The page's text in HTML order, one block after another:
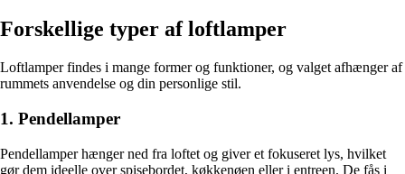
Forskellige typer af loftlamper
Loftlamper findes i mange former og funktioner, og valget afhænger af
rummets anvendelse og din personlige stil.
1. Pendellamper
Pendellamper hænger ned fra loftet og giver et fokuseret lys, hvilket
gør dem ideelle over spisebordet, køkkenøen eller i entreen. De fås i